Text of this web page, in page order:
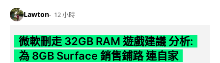
Lawton 12 小時
微軟刪走 32GB RAM 遊戲建議 分析:
為 8GB Surface 銷售鋪路 連自家